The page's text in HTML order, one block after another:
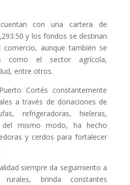
con una cartera de
y los fondos se destinan
comercio, aunque también se
como el sector agrícola,
entre otros.
Cortés constantemente
a través de donaciones de
refrigeradoras, hieleras,
del mismo modo, ha hecho
y cerdos para fortalecer
siempre da seguimiento a
brinda constantes